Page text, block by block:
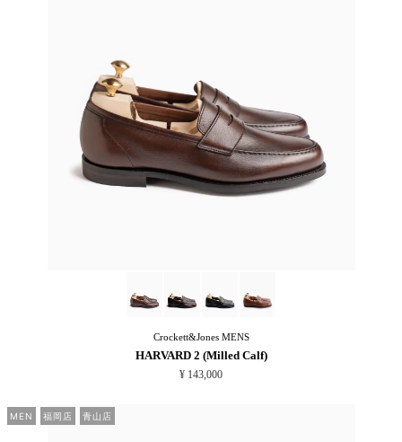
Crockett&JonesMENS
HARVARD 2 (Milled Calf)
¥ 143,000
MEN 福岡店 青山店